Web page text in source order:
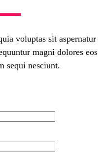
voluptas sit aspernatur
magni dolores eos
sequi nesciunt.